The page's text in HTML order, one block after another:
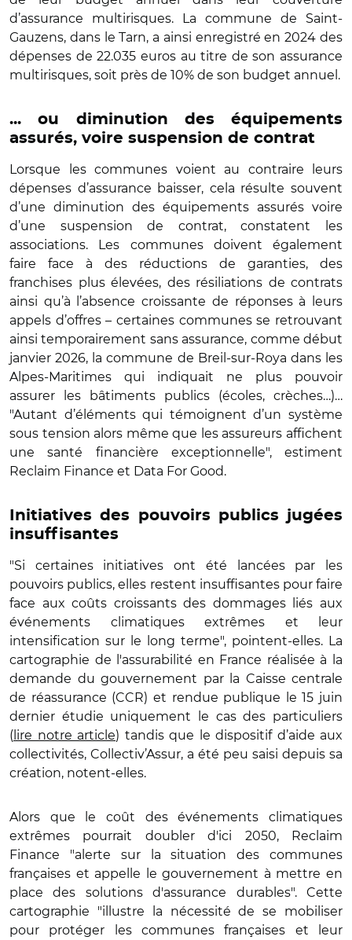
d’assurance multirisques. La commune de Saint-
Gauzens, dans le Tarn, a ainsi enregistré en 2024 des
dépenses de 22.035 euros au titre de son assurance
multirisques, soit près de 10% de son budget annuel.
... ou diminution des équipements
assurés, voire suspension de contrat
Lorsque les communes voient au contraire leurs
dépenses d’assurance baisser, cela résulte souvent
d’une diminution des équipements assurés voire
d’une suspension de contrat, constatent les
associations. Les communes doivent également
faire face à des réductions de garanties, des
franchises plus élevées, des résiliations de contrats
ainsi qu’à l’absence croissante de réponses à leurs
appels d’offres – certaines communes se retrouvant
ainsi temporairement sans assurance, comme début
janvier 2026, la commune de Breil-sur-Roya dans les
Alpes-Maritimes qui indiquait ne plus pouvoir
assurer les bâtiments publics (écoles, crèches…)…
"Autant d’éléments qui témoignent d’un système
sous tension alors même que les assureurs affichent
une santé financière exceptionnelle", estiment
Reclaim Finance et Data For Good.
Initiatives des pouvoirs publics jugées
insuffisantes
"Si certaines initiatives ont été lancées par les
pouvoirs publics, elles restent insuffisantes pour faire
face aux coûts croissants des dommages liés aux
événements climatiques extrêmes et leur
intensification sur le long terme", pointent-elles. La
cartographie de l'assurabilité en France réalisée à la
demande du gouvernement par la Caisse centrale
de réassurance (CCR) et rendue publique le 15 juin
dernier étudie uniquement le cas des particuliers
( lire notre article) tandis que le dispositif d’aide aux
collectivités, Collectiv’Assur, a été peu saisi depuis sa
création, notent-elles.
Alors que le coût des événements climatiques
extrêmes pourrait doubler d'ici 2050, Reclaim
Finance "alerte sur la situation des communes
françaises et appelle le gouvernement à mettre en
place des solutions d'assurance durables". Cette
cartographie "illustre la nécessité de se mobiliser
pour protéger les communes françaises et leur